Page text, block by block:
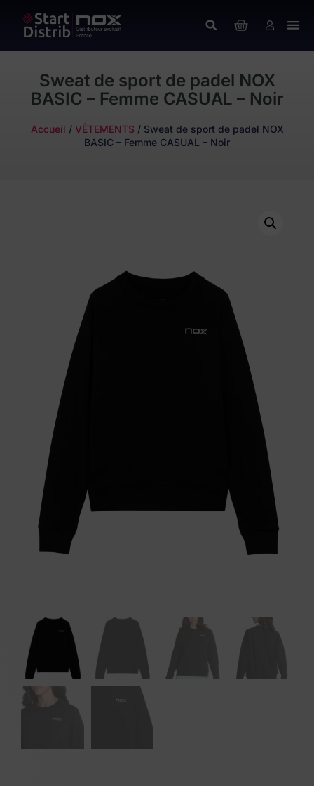
Sweat de sport de padel NOX
BASIC – Femme CASUAL – Noir
Accueil / VÊTEMENTS / Sweat de sport de padel NOX
BASIC – Femme CASUAL – Noir